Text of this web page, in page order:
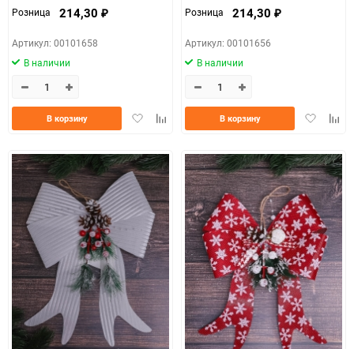
Розница 214,30 ₽
Артикул: 00101658
В наличии
ДобавитьДобавить
В корзину
Розница 214,30 ₽
Артикул: 00101656
В наличии
Добавить
В корзину